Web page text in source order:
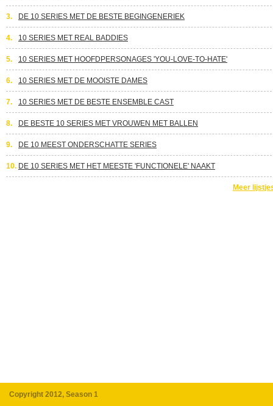
3. DE 10 SERIES MET DE BESTE BEGINGENERIEK
4. 10 SERIES MET REAL BADDIES
5. 10 SERIES MET HOOFDPERSONAGES 'YOU-LOVE-TO-HATE'
6. 10 SERIES MET DE MOOISTE DAMES
7. 10 SERIES MET DE BESTE ENSEMBLE CAST
8. DE BESTE 10 SERIES MET VROUWEN MET BALLEN
9. DE 10 MEEST ONDERSCHATTE SERIES
10. DE 10 SERIES MET HET MEESTE 'FUNCTIONELE' NAAKT
Meer
Copyright 2012, Season 1